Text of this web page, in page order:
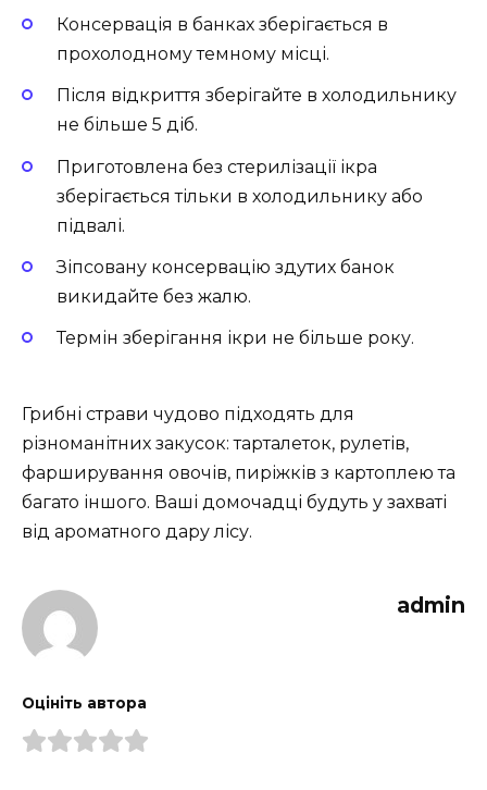
Консервація в банках зберігається в
прохолодному темному місці.
Після відкриття зберігайте в холодильнику
не більше 5 діб.
Приготовлена без стерилізації ікра
зберігається тільки в холодильнику або
підвалі.
Зіпсовану консервацію здутих банок
викидайте без жалю.
Термін зберігання ікри не більше року.
Грибні страви чудово підходять для
різноманітних закусок: тарталеток, рулетів,
фарширування овочів, пиріжків з картоплею та
багато іншого. Ваші домочадці будуть у захваті
від ароматного дару лісу.
admin
Оцініть автора